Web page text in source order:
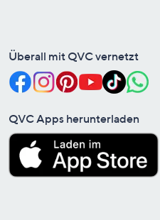
Überall mit QVC vernetzt
QVC Apps herunterladen